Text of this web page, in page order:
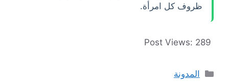
ظروف كل امرأة.
Post Views: 289
التصنيفات
المدونة